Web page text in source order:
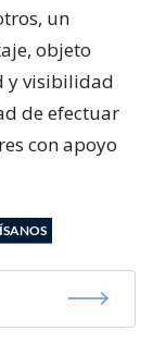
un
objeto
y visibilidad
de efectuar
con apoyo